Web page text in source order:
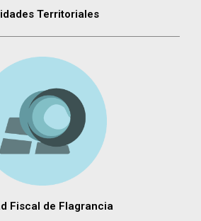
Territoriales
Fiscal de Flagrancia